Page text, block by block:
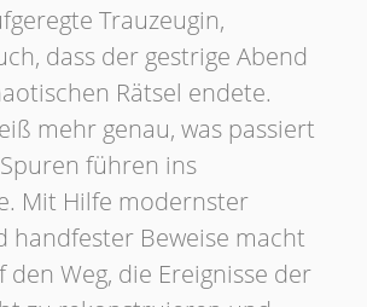
Trauzeugin,
dass der gestrige Abend
Rätsel endete.
mehr genau, was passiert
führen ins
Mit Hilfe modernster
handfester Beweise macht
Weg, die Ereignisse der